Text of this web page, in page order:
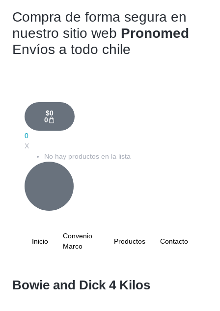
Compra de forma segura en
nuestro sitio web Pronomed
Envíos a todo chile
$0
0
0
X
No hay productos en la lista
Inicio
Convenio
Marco
Productos Contacto
Bowie and Dick 4 Kilos